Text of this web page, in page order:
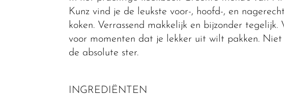
Kunz vind je de leukste voor-, hoofd-, en
koken. Verrassend makkelijk en bijzonder tegelijk.
voor momenten dat je lekker uit wilt pakken.
de absolute ster.
INGREDIËNTEN